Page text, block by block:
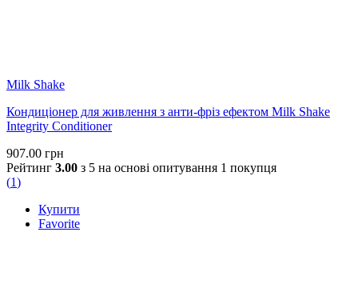
Milk Shake
Кондиціонер для живлення з анти-фріз ефектом Milk Shake
Integrity Conditioner
907.00 грн
Рейтинг 3.00 з 5 на основі опитування 1 покупця
(1)
Купити
Favorite